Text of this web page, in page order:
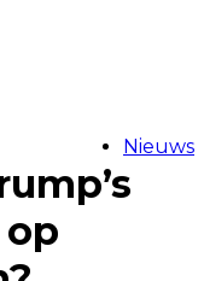
Nieuws